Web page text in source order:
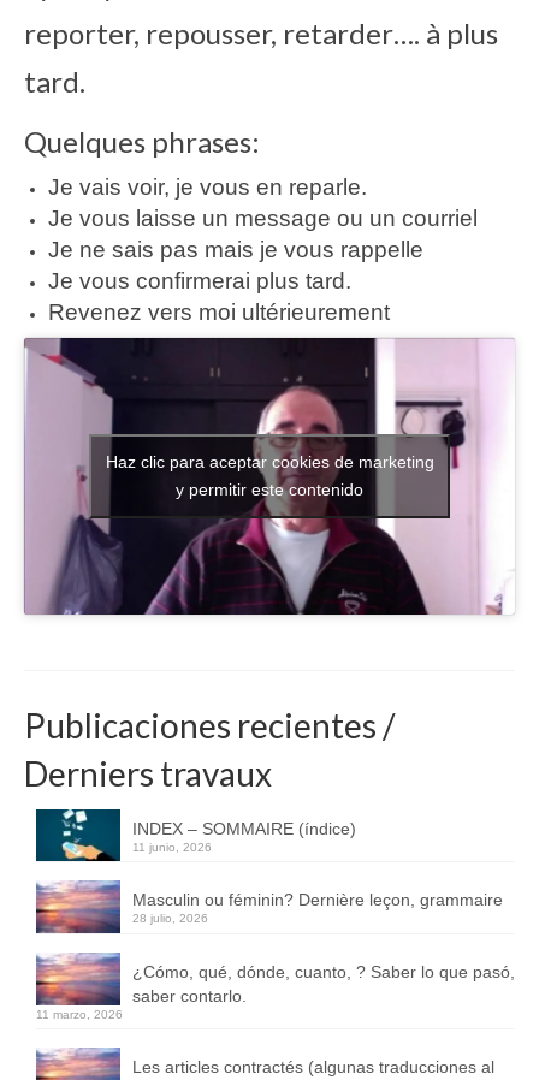
reporter, repousser, retarder…. à plus
tard.
Quelques phrases:
Je vais voir, je vous en reparle.
Je vous laisse un message ou un courriel
Je ne sais pas mais je vous rappelle
Je vous confirmerai plus tard.
Revenez vers moi ultérieurement
Haz clic para aceptar cookies de marketing
y permitir este contenido
Publicaciones recientes /
Derniers travaux
INDEX – SOMMAIRE (índice)
11 junio, 2026
Masculin ou féminin? Dernière leçon, grammaire
28 julio, 2026
¿Cómo, qué, dónde, cuanto, ? Saber lo que pasó,
saber contarlo.
11 marzo, 2026
Les articles contractés (algunas traducciones al